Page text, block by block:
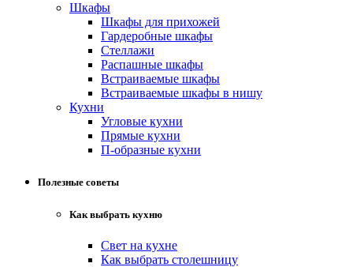
Шкафы
Шкафы для прихожей
Гардеробные шкафы
Стеллажи
Распашные шкафы
Встраиваемые шкафы
Встраиваемые шкафы в нишу
Кухни
Угловые кухни
Прямые кухни
П-образные кухни
Полезные советы
Как выбрать кухню
Свет на кухне
Как выбрать столешницу